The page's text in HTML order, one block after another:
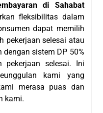
di Sahabat
fleksibilitas dalam
dapat memilih
pekerjaan selesai atau
sistem DP 50%
pekerjaan selesai. Ini
kami yang
merasa puas dan
kami.